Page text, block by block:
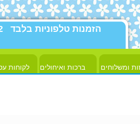
הזמנות טלפוניות בלבד
ומשלוחים ברכות ואיחולים לקוחות